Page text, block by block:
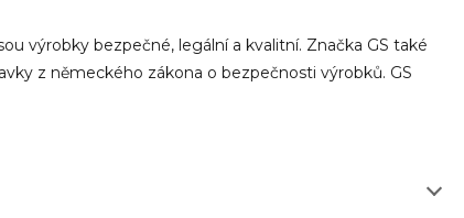
výrobky bezpečné, legální a kvalitní. Značka GS také
z německého zákona o bezpečnosti výrobků. GS